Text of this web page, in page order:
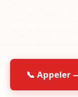
📞 Appeler